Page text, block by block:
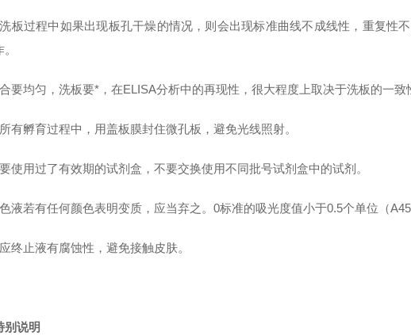
板过程中如果出现板孔干燥的情况，则会出现标准曲线不成线性，重复性
要均匀，洗板要*，在ELISA分析中的再现性，很大程度上取决于洗板的一致
有孵育过程中，用盖板膜封住微孔板，避免光线照射。
使用过了有效期的试剂盒，不要交换使用不同批号试剂盒中的试剂。
液若有任何颜色表明变质，应当弃之。0标准的吸光度值小于0.5个单位（
终止液有腐蚀性，避免接触皮肤。
别说明